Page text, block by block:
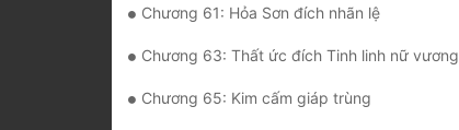
Chương 61: Hỏa Sơn đích nhãn lệ
Chương 63: Thất ức đích Tinh linh nữ vương
Chương 65: Kim cấm giáp trùng